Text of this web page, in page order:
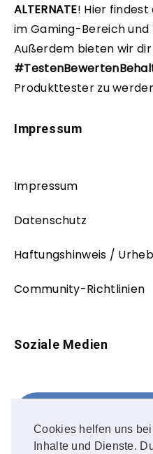
Cookies helfen uns
Inhalte und Dienste.
ALTERNATE! Hier findest
im Gaming-Bereich
Außerdem bieten wir
Produkttester zu
Impressum
Impressum
Datenschutz
Haftungshinweis /
Community-Richtlinien
Soziale Medien
FOLLOW ME!